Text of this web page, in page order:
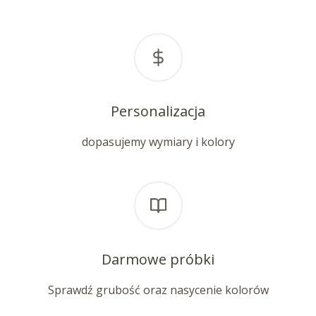
Personalizacja
dopasujemy wymiary i kolory
Darmowe próbki
Sprawdź grubość oraz nasycenie kolorów